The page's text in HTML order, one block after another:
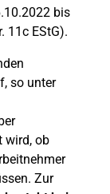
bis
11c EStG).
so unter
wird, ob
Zur